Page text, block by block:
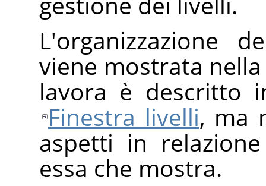
L'organizzazione
viene mostrata
lavora è descritto
Finestra livelli, ma
aspetti in
essa che mostra.